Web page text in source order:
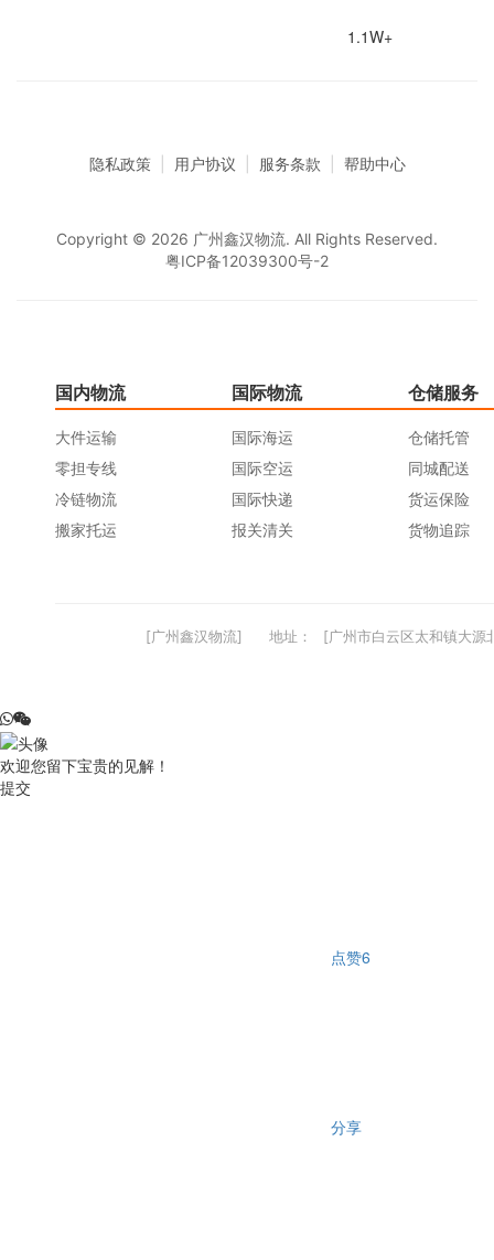
1.1W+
隐私政策 用户协议 服务条款 帮助中心
Copyright © 2026 广州鑫汉物流. All Rights Reserved.
粤ICP备12039300号-2
国内物流
大件运输
零担专线
冷链物流
搬家托运
国际物流
国际海运
国际空运
国际快递
报关清关
仓储服务
仓储托管
同城配送
货运保险
货物追踪
[广州鑫汉物流] 地址： [广州市白云区太和镇大源
欢迎您留下宝贵的见解！
提交
点赞6
分享